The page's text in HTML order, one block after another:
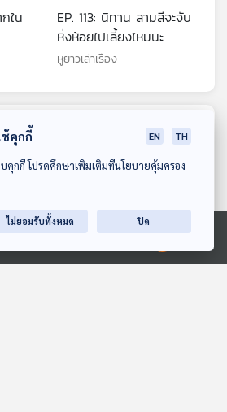
พสาธารณะแห่งประเทศไทย
ใน
EP. 113: นิทาน สามสีจะจับ
หิ่งห้อยไปเลี้ยงไหมนะ
หูยาวเล่าเรื่อง
คุกกี้ EN TH
บคุกกี้ โปรดศึกษาเพิ่มเติมที่นโยบายคุ้มครอง
ไม่ยอมรับทั้งหมด ปิด